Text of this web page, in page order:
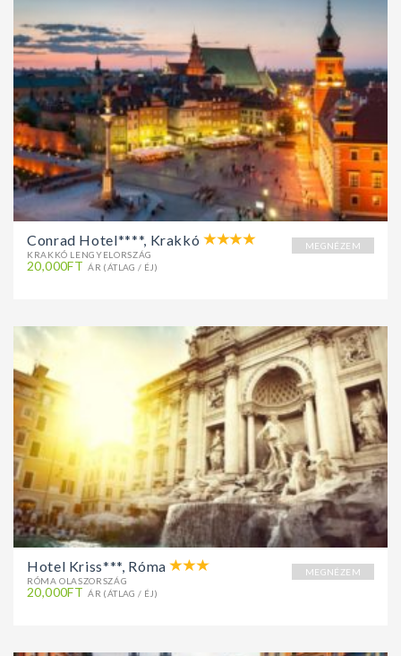
MEGNÉZEM
Conrad Hotel****, Krakkó
KRAKKÓ LENGYELORSZÁG
20,000FT ÁR (ÁTLAG / ÉJ)
MEGNÉZEM
Hotel Kriss***, Róma
RÓMA OLASZORSZÁG
20,000FT ÁR (ÁTLAG / ÉJ)